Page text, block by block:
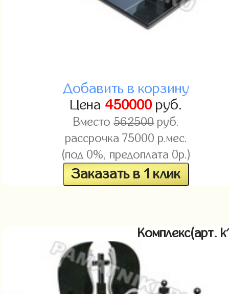
Добавить в корзину
Цена 450000руб.
Вместо562500руб.
рассрочка 75000 р.мес.
(под 0%, предоплата 0р.)
Заказать в 1 клик
Комплекс(арт.